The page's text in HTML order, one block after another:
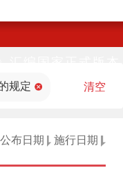
布
规定 清空
公布日期 施行日期